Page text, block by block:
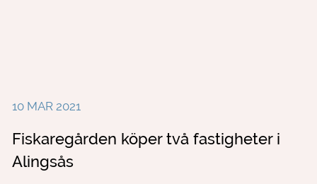
10 MAR 2021
Fiskaregården köper två fastigheter i
Alingsås